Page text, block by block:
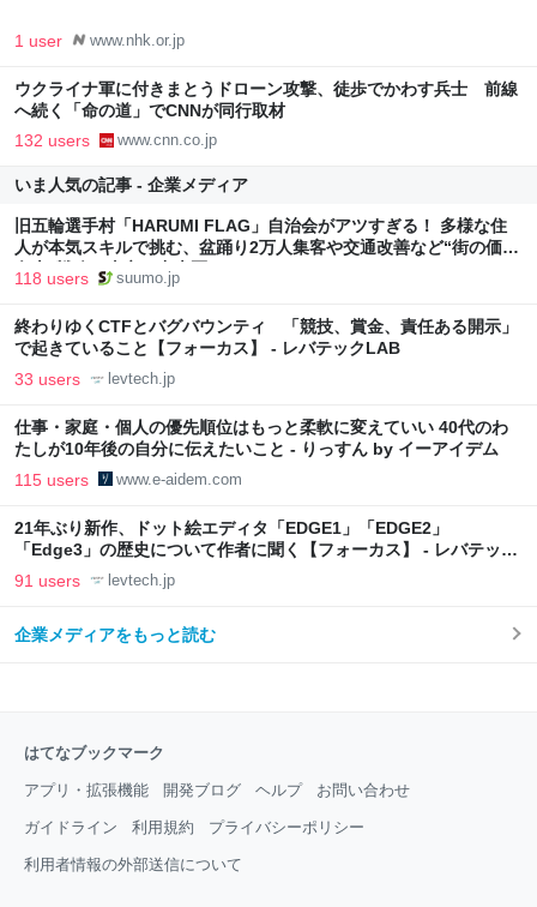
1 user www.nhk.or.jp
ウクライナ軍に付きまとうドローン攻撃、徒歩でかわす兵士 前線
へ続く「命の道」でCNNが同行取材
132 users www.cnn.co.jp
いま人気の記事 - 企業メディア
旧五輪選手村「HARUMI FLAG」自治会がアツすぎる！ 多様な住
人が本気スキルで挑む、盆踊り2万人集客や交通改善など“街の価値
向上”戦略 東京・中央区
118 users suumo.jp
終わりゆくCTFとバグバウンティ 「競技、賞金、責任ある開示」
で起きていること【フォーカス】 - レバテックLAB
33 users levtech.jp
仕事・家庭・個人の優先順位はもっと柔軟に変えていい 40代のわ
たしが10年後の自分に伝えたいこと - りっすん by イーアイデム
115 users www.e-aidem.com
21年ぶり新作、ドット絵エディタ「EDGE1」「EDGE2」
「Edge3」の歴史について作者に聞く【フォーカス】 - レバテック
LAB
91 users levtech.jp
企業メディアをもっと読む
はてなブックマーク
アプリ・拡張機能 開発ブログ ヘルプ お問い合わせ
ガイドライン 利用規約 プライバシーポリシー
利用者情報の外部送信について